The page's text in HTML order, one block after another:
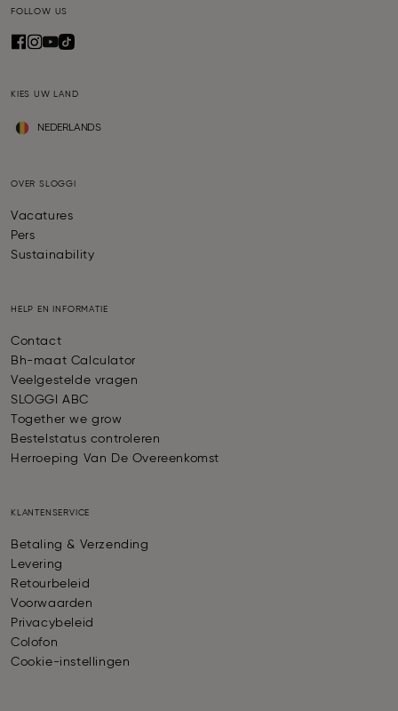
FOLLOW US
KIES UW LAND
NEDERLANDS
OVER SLOGGI
Vacatures
Pers
Sustainability
HELP EN INFORMATIE
Contact
Bh-maat Calculator
Veelgestelde vragen
SLOGGI ABC
Together we grow
Bestelstatus controleren
Herroeping Van De Overeenkomst
KLANTENSERVICE
Betaling & Verzending
Levering
Retourbeleid
Voorwaarden
Privacybeleid
Colofon
Cookie-instellingen